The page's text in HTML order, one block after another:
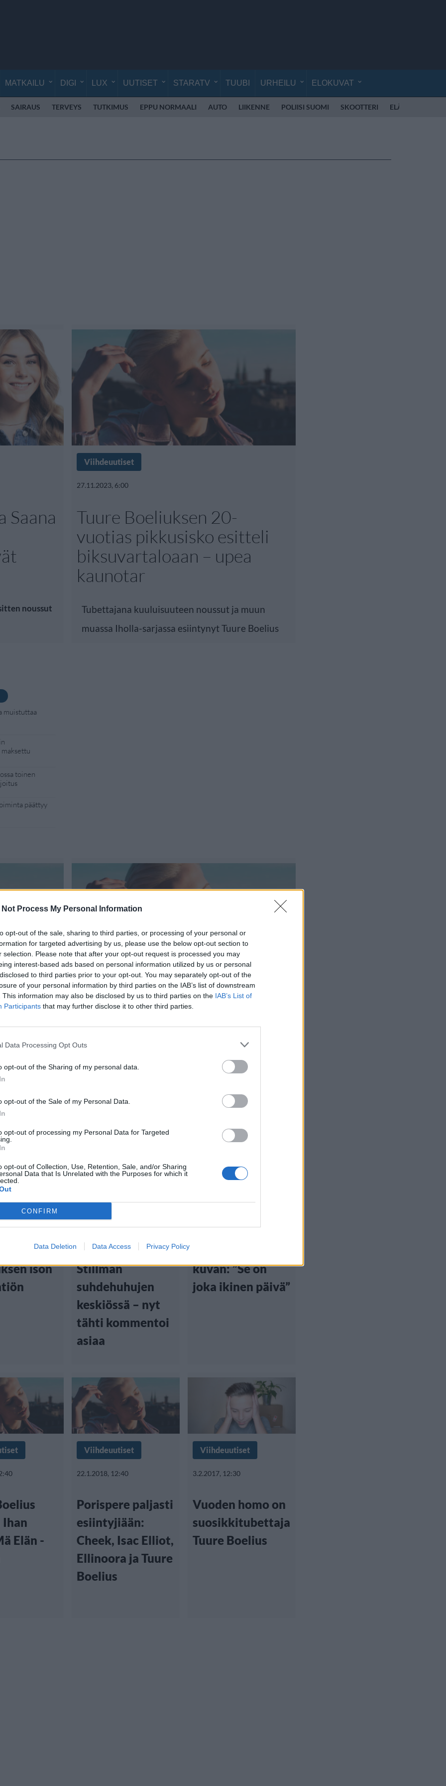
Not Process My Personal Information
opt-out of the sale, sharing to third parties, or processing of your personal or
for targeted advertising by us, please use the below opt-out section to
selection. Please note that after your opt-out request is processed you may
interest-based ads based on personal information utilized by us or personal
to third parties prior to your opt-out. You may separately opt-out of the
of your personal information by third parties on the IAB’s list of downstream
This information may also be disclosed by us to third parties on the IAB’s List of
Participants that may further disclose it to other third parties.
Data Processing Opt Outs
opt-out of the Sharing of my personal data.
opt-out of the Sale of my Personal Data.
opt-out of processing my Personal Data for Targeted
opt-out of Collection, Use, Retention, Sale, and/or Sharing
Data that Is Unrelated with the Purposes for which it
CONFIRM
Data Deletion Data Access Privacy Policy
MATKAILU DIGI LUX UUTISET STARATV TUUBI URHEILU ELOKUVAT
SAIRAUS TERVEYS TUTKIMUS EPPU NORMAALI AUTO LIIKENNE POLIISI SUOMI SKOOTTERI ELÄINLÄÄKÄRI
Saana
noussut
Viihdeuutiset
27.11.2023, 6:00
Tuure Boeliuksen 20-
vuotias pikkusisko esitteli
biksuvartaloaan – upea
kaunotar
Tubettajana kuuluisuuteen noussut ja muun
muassa Iholla-sarjassa esiintynyt Tuure Boelius
muistuttaa
toinen
päättyy
Viihdeuutiset
Suosittu Iholla-sarja saa jatkoa –
mukana uusi julkkistähti
ison
Viihdeuutiset
16.12.2021, 19:00
muusikko Leo
Stillman
suhdehuhujen
keskiössä – nyt
tähti kommentoi
asiaa
Viihdeuutiset
21.6.2021, 14:40
kuvan: ”Se on
joka ikinen päivä”
Elän -
Viihdeuutiset
22.1.2018, 12:40
Porispere paljasti
esiintyjiään:
Cheek, Isac Elliot,
Ellinoora ja Tuure
Boelius
Viihdeuutiset
3.2.2017, 12:30
Vuoden homo on
suosikkitubettaja
Tuure Boelius